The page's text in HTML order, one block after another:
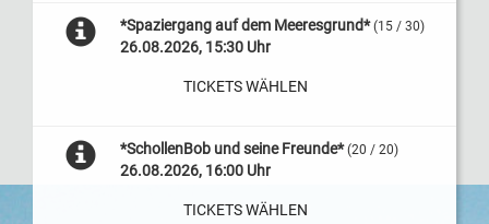
*Spaziergang auf dem Meeresgrund* (15 / 30)
26.08.2026, 15:30 Uhr
TICKETS WÄHLEN
*SchollenBob und seine Freunde* (20 / 20)
26.08.2026, 16:00 Uhr
TICKETS WÄHLEN